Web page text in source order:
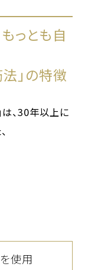
っとも自
」の特徴
、30年以上に
使用